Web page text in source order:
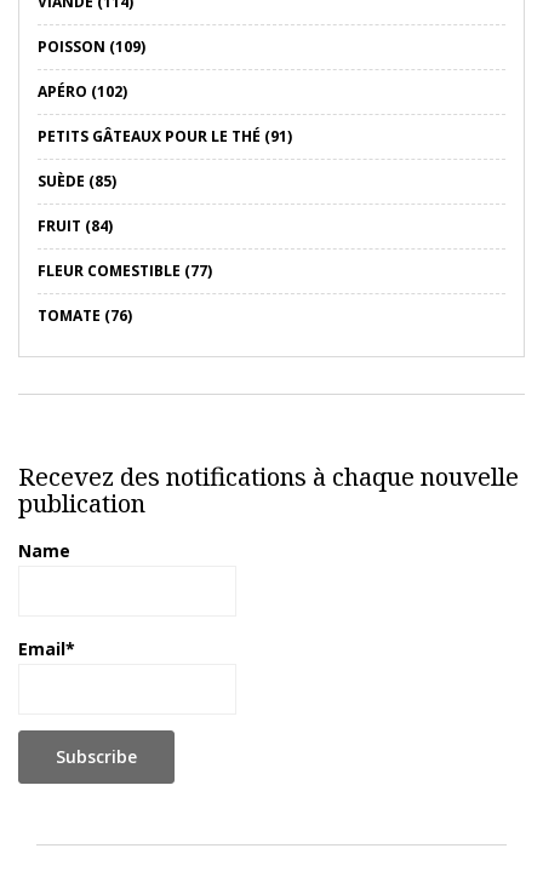
POISSON (109)
APÉRO (102)
PETITS GÂTEAUX POUR LE THÉ (91)
SUÈDE (85)
FRUIT (84)
FLEUR COMESTIBLE (77)
TOMATE (76)
Recevez des notifications à chaque nouvelle
publication
Name
Email*